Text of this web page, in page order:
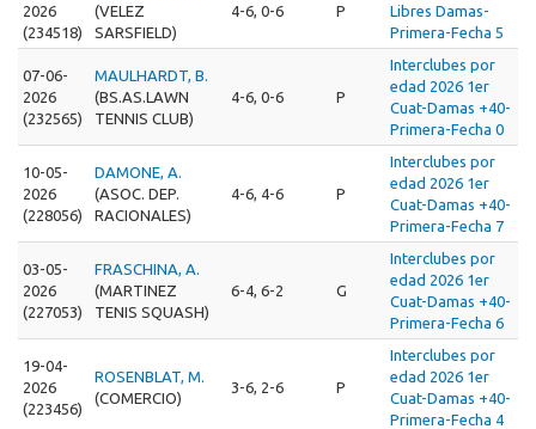
2026
(234518)
(VELEZ
SARSFIELD)
4-6, 0-6 P
Libres Damas-
Primera-Fecha 5
07-06-
2026
(232565)
MAULHARDT, B.
(BS.AS.LAWN
TENNIS CLUB)
4-6, 0-6 P
Interclubes por
edad 2026 1er
Cuat-Damas +40-
Primera-Fecha 0
10-05-
2026
(228056)
DAMONE, A.
(ASOC. DEP.
RACIONALES)
4-6, 4-6 P
Interclubes por
edad 2026 1er
Cuat-Damas +40-
Primera-Fecha 7
03-05-
2026
(227053)
FRASCHINA, A.
(MARTINEZ
TENIS SQUASH)
6-4, 6-2 G
Interclubes por
edad 2026 1er
Cuat-Damas +40-
Primera-Fecha 6
19-04-
2026
(223456)
ROSENBLAT, M.
(COMERCIO)
3-6, 2-6 P
Interclubes por
edad 2026 1er
Cuat-Damas +40-
Primera-Fecha 4